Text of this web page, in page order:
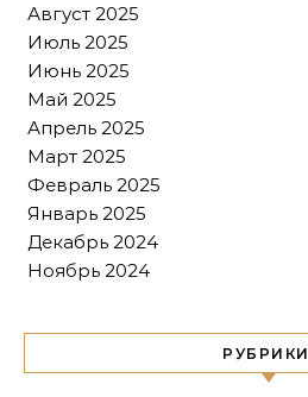
Август 2025
Июль 2025
Июнь 2025
Май 2025
Апрель 2025
Март 2025
Февраль 2025
Январь 2025
Декабрь 2024
Ноябрь 2024
РУБРИКИ